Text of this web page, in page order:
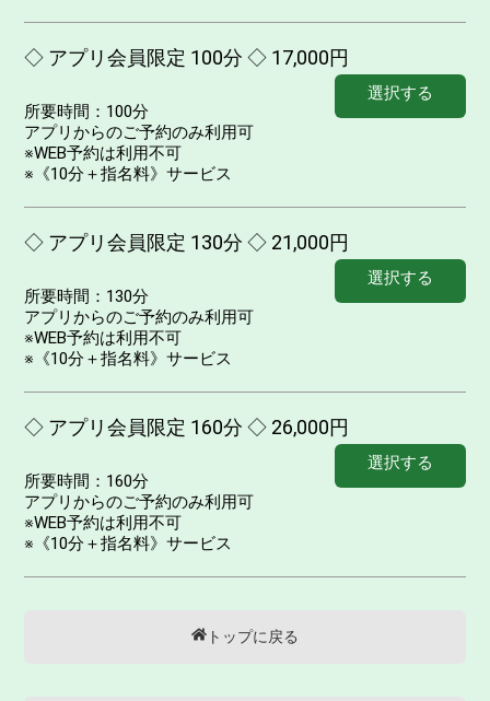
◇ アプリ会員限定 100分 ◇ 17,000円
選択する
所要時間： 100分
アプリからのご予約のみ利用可
※WEB予約は利用不可
※《10分＋指名料》サービス
◇ アプリ会員限定 130分 ◇ 21,000円
選択する
所要時間： 130分
アプリからのご予約のみ利用可
※WEB予約は利用不可
※《10分＋指名料》サービス
◇ アプリ会員限定 160分 ◇ 26,000円
選択する
所要時間： 160分
アプリからのご予約のみ利用可
※WEB予約は利用不可
※《10分＋指名料》サービス
トップに戻る